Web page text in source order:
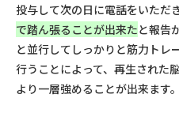
投与して次の日に電話をいただき
で踏ん張ることが出来たと報告
と並行してしっかりと筋力トレ
行うことによって、再生された
より一層強めることが出来ます。